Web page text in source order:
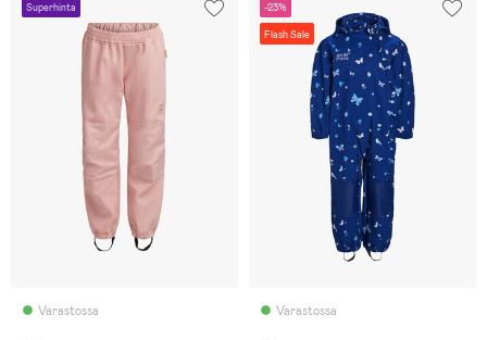
Superhinta
Varastossa
-23%
Flash Sale
Varastossa